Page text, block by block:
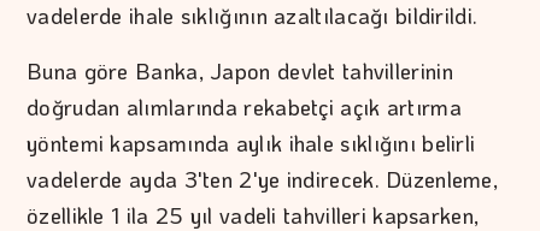
vadelerde ihale sıklığının azaltılacağı bildirildi.
Buna göre Banka, Japon devlet tahvillerinin
doğrudan alımlarında rekabetçi açık artırma
yöntemi kapsamında aylık ihale sıklığını belirli
vadelerde ayda 3'ten 2'ye indirecek. Düzenleme,
özellikle 1 ila 25 yıl vadeli tahvilleri kapsarken,